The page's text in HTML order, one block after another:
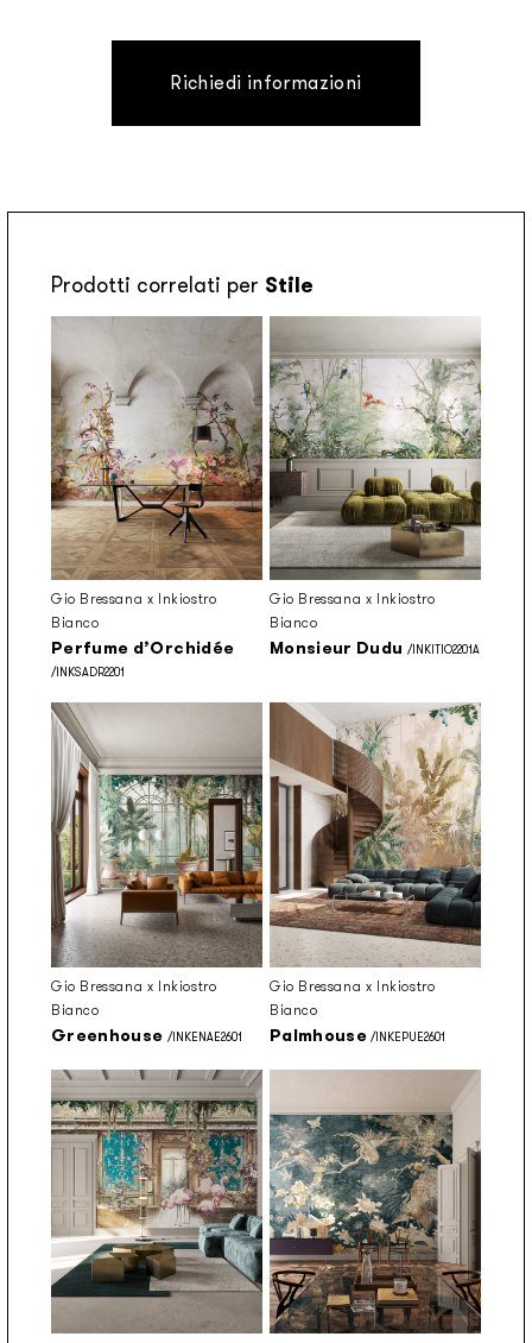
Richiedi informazioni
Prodotti correlati per Stile
Gio Bressana x Inkiostro
Bianco
Perfume d’Orchidée
/INKSADR2201
Gio Bressana x Inkiostro
Bianco
Monsieur Dudu /INKITIO2201A
Gio Bressana x Inkiostro
Bianco
Greenhouse /INKENAE2601
Gio Bressana x Inkiostro
Bianco
Palmhouse /INKEPUE2601